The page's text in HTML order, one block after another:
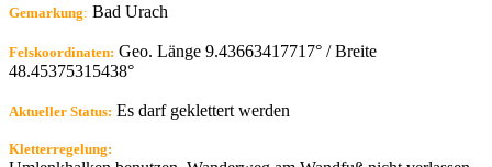
Gemarkung: Bad Urach
Felskoordinaten: Geo. Länge 9.43663417717° / Breite
48.45375315438°
Aktueller Status: Es darf geklettert werden
Kletterregelung: